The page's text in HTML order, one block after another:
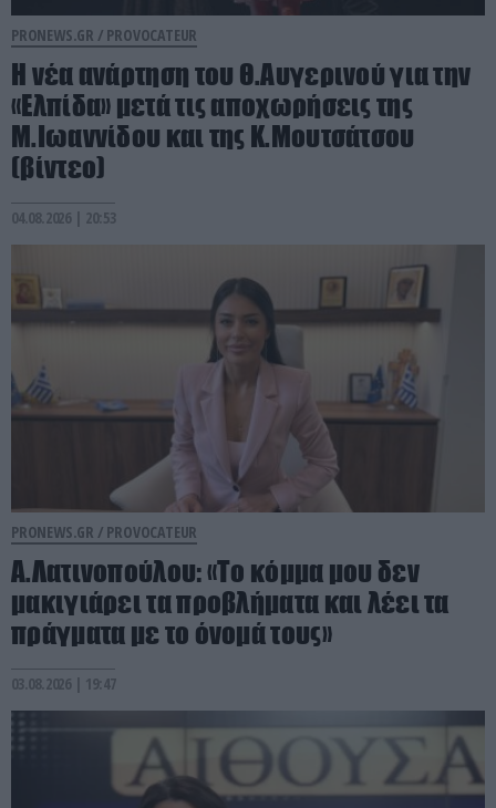
PRONEWS.GR / PROVOCATEUR
Η νέα ανάρτηση του Θ.Αυγερινού για την
«Ελπίδα» μετά τις αποχωρήσεις της
Μ.Ιωαννίδου και της Κ.Μουτσάτσου
(βίντεο)
04.08.2026 | 20:53
PRONEWS.GR / PROVOCATEUR
Α.Λατινοπούλου: «Το κόμμα μου δεν
μακιγιάρει τα προβλήματα και λέει τα
πράγματα με το όνομά τους»
03.08.2026 | 19:47